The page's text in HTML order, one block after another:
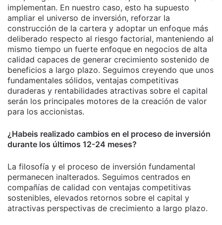
implementan. En nuestro caso, esto ha supuesto
ampliar el universo de inversión, reforzar la
construcción de la cartera y adoptar un enfoque más
deliberado respecto al riesgo factorial, manteniendo al
mismo tiempo un fuerte enfoque en negocios de alta
calidad capaces de generar crecimiento sostenido de
beneficios a largo plazo. Seguimos creyendo que unos
fundamentales sólidos, ventajas competitivas
duraderas y rentabilidades atractivas sobre el capital
serán los principales motores de la creación de valor
para los accionistas.
¿Habeis realizado cambios en el proceso de inversión
durante los últimos 12-24 meses?
La filosofía y el proceso de inversión fundamental
permanecen inalterados. Seguimos centrados en
compañías de calidad con ventajas competitivas
sostenibles, elevados retornos sobre el capital y
atractivas perspectivas de crecimiento a largo plazo.